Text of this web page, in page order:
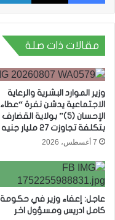
مقالات ذات صلة
وزير الموارد البشرية والرعاية
الاجتماعية يدشن نفرة “عطاء
الإحسان (5)” بولاية القضارف
بتكلفة تجاوزت 27 مليار جنيه
7 أغسطس، 2026
عاجل: إعفاء وزير في حكومة
كامل ادريس ومسؤول اخر